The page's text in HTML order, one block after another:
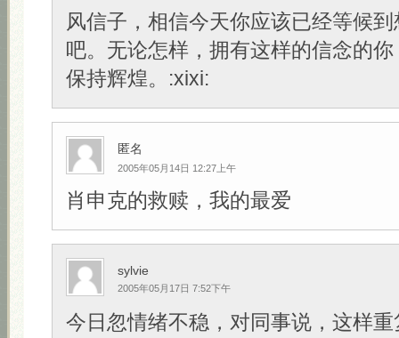
风信子，相信今天你应该已经等候
吧。无论怎样，拥有这样的信念的
保持辉煌。:xixi:
匿名
2005年05月14日 12:27上午
肖申克的救赎，我的最爱
sylvie
2005年05月17日 7:52下午
今日忽情绪不稳，对同事说，这样